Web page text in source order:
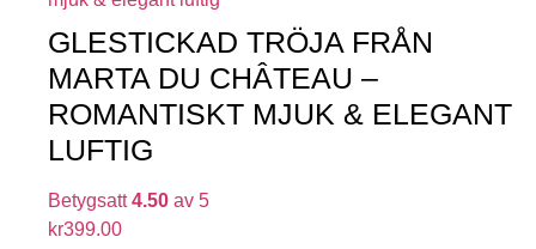
GLESTICKAD TRÖJA FRÅN
MARTA DU CHÂTEAU –
ROMANTISKT MJUK & ELEGANT
LUFTIG
Betygsatt4.50 av 5
kr399.00